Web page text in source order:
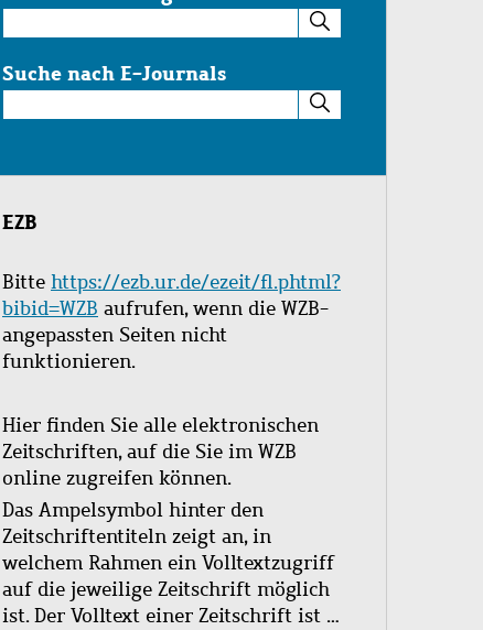
im
Katalog
Suche nach E-Journals
nach
Journals
EZB
Bitte https://ezb.ur.de/ezeit/fl.phtml?
bibid=WZB aufrufen, wenn die WZB-
angepassten Seiten nicht
funktionieren.
Hier finden Sie alle elektronischen
Zeitschriften, auf die Sie im WZB
online zugreifen können.
Das Ampelsymbol hinter den
Zeitschriftentiteln zeigt an, in
welchem Rahmen ein Volltextzugriff
auf die jeweilige Zeitschrift möglich
ist. Der Volltext einer Zeitschrift ist …